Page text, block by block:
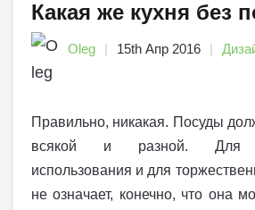
Какая же кухня без
Oleg 15th Апр 2016
Правильно, никакая. Посуды
всякой и разной. Для
использования и для
не означает, конечно, что она